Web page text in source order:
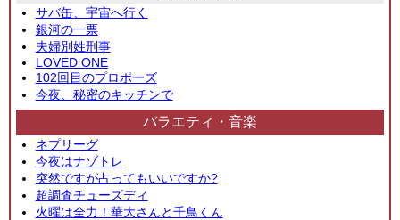
サバ缶、宇宙へ行く
銀河の一票
夫婦別姓刑事
LOVED ONE
102回目のプロポーズ
今夜、秘密のキッチンで
バラエティ・音楽
ネプリーグ
今夜はナゾトレ
突然ですが占ってもいいですか?
超調査チューズディ
火曜は全力！華大さんと千鳥くん